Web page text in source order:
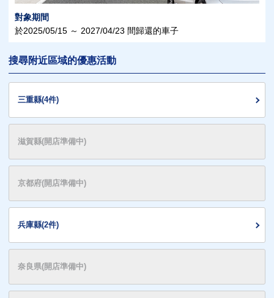
對象期間
於2025/05/15 ～ 2027/04/23 間歸還的車子
搜尋附近區域的優惠活動
三重縣(4件)
滋賀縣(開店準備中)
京都府(開店準備中)
兵庫縣(2件)
奈良県(開店準備中)